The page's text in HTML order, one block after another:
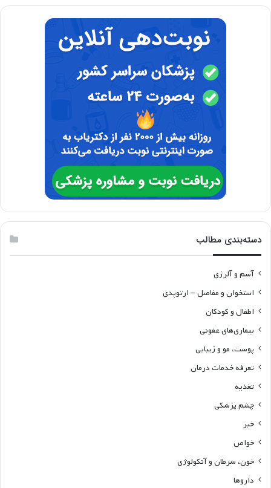
دسته‌بندی مطالب
آسم و آلرژی
استخوان و مفاصل – ارتوپدی
اطفال و کودکان
بیماری‌های عفونی
پوست، مو و زیبایی
تعرفه خدمات درمان
تغذیه
چشم پزشکی
خبر
خواص
خون، سرطان و آنکولوژی
داروها